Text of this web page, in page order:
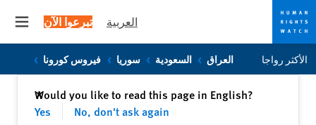
Skip
to
Skip
to
العربية تبرعوا الآن
الأكثر رواجا العراق السعودية سوريا فيروس كورونا
Would you like to read this page in English?
Yes
No, don't ask again
✕إغلاق